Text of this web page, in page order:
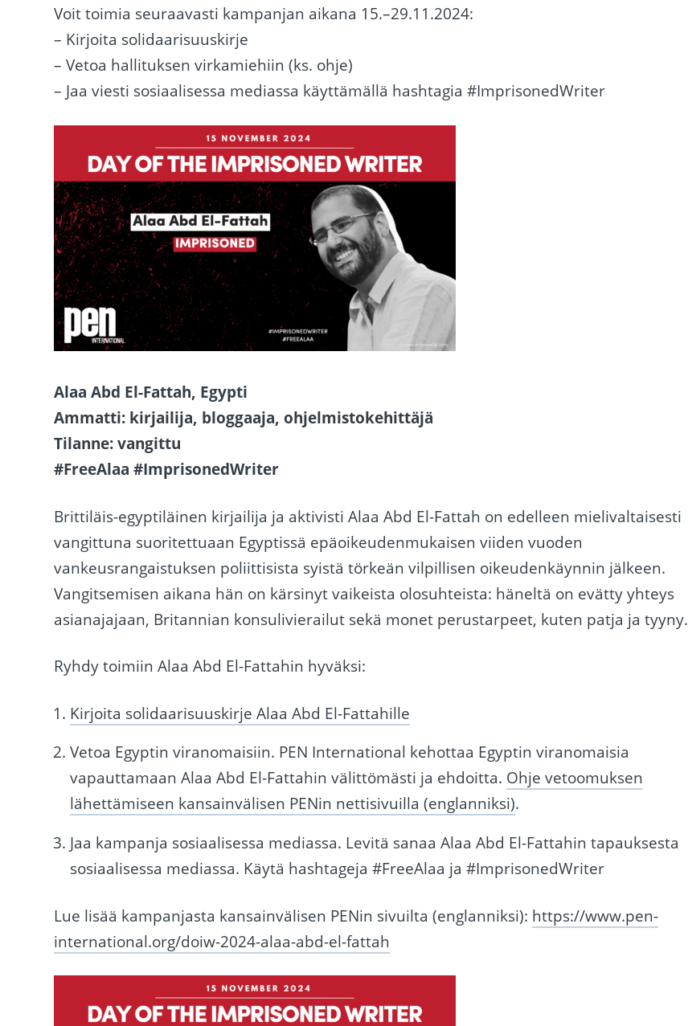
Voit toimia seuraavasti kampanjan aikana 15.–29.11.2024:
– Kirjoita solidaarisuuskirje
– Vetoa hallituksen virkamiehiin (ks. ohje)
– Jaa viesti sosiaalisessa mediassa käyttämällä hashtagia #ImprisonedWriter
Alaa Abd El-Fattah, Egypti
Ammatti: kirjailija, bloggaaja, ohjelmistokehittäjä
Tilanne: vangittu
#FreeAlaa #ImprisonedWriter
Brittiläis-egyptiläinen kirjailija ja aktivisti Alaa Abd El-Fattah on edelleen mielivaltaisesti
vangittuna suoritettuaan Egyptissä epäoikeudenmukaisen viiden vuoden
vankeusrangaistuksen poliittisista syistä törkeän vilpillisen oikeudenkäynnin jälkeen.
Vangitsemisen aikana hän on kärsinyt vaikeista olosuhteista: häneltä on evätty yhteys
asianajajaan, Britannian konsulivierailut sekä monet perustarpeet, kuten patja ja tyyny.
Ryhdy toimiin Alaa Abd El-Fattahin hyväksi:
Kirjoita solidaarisuuskirje Alaa Abd El-Fattahille
Vetoa Egyptin viranomaisiin. PEN International kehottaa Egyptin viranomaisia ​​
vapauttamaan Alaa Abd El-Fattahin välittömästi ja ehdoitta. Ohje vetoomuksen
lähettämiseen kansainvälisen PENin nettisivuilla (englanniksi).
Jaa kampanja sosiaalisessa mediassa. Levitä sanaa Alaa Abd El-Fattahin tapauksesta
sosiaalisessa mediassa. Käytä hashtageja #FreeAlaa ja #ImprisonedWriter
Lue lisää kampanjasta kansainvälisen PENin sivuilta (englanniksi): https://www.pen-
international.org/doiw-2024-alaa-abd-el-fattah